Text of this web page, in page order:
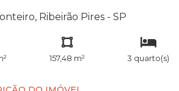
Ribeirão Pires - SP
157,48 m² 3 quarto(s)